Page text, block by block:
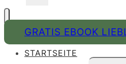
GRATIS EBOOK
STARTSEITE